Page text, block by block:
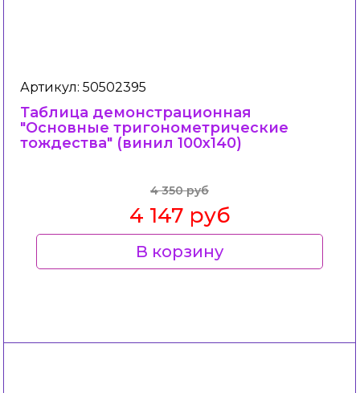
Артикул: 50502395
Таблица демонстрационная
"Основные тригонометрические
тождества" (винил 100х140)
4 350 руб
4 147 руб
В корзину